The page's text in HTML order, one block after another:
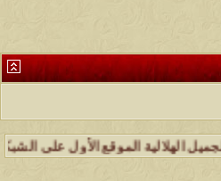
الموقع الأول على الشبكة